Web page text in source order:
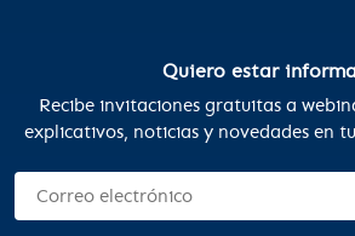
Quiero estar
Recibe invitaciones gratuitas a
explicativos, noticias y novedades en